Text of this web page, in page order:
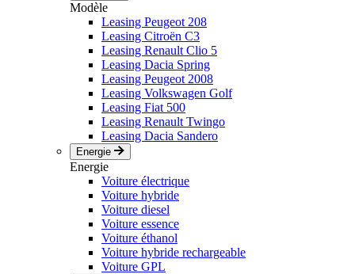
Modèle
Leasing Peugeot 208
Leasing Citroën C3
Leasing Renault Clio 5
Leasing Dacia Spring
Leasing Peugeot 2008
Leasing Volkswagen Golf
Leasing Fiat 500
Leasing Renault Twingo
Leasing Dacia Sandero
Energie
Energie
Voiture électrique
Voiture hybride
Voiture diesel
Voiture essence
Voiture éthanol
Voiture hybride rechargeable
Voiture GPL